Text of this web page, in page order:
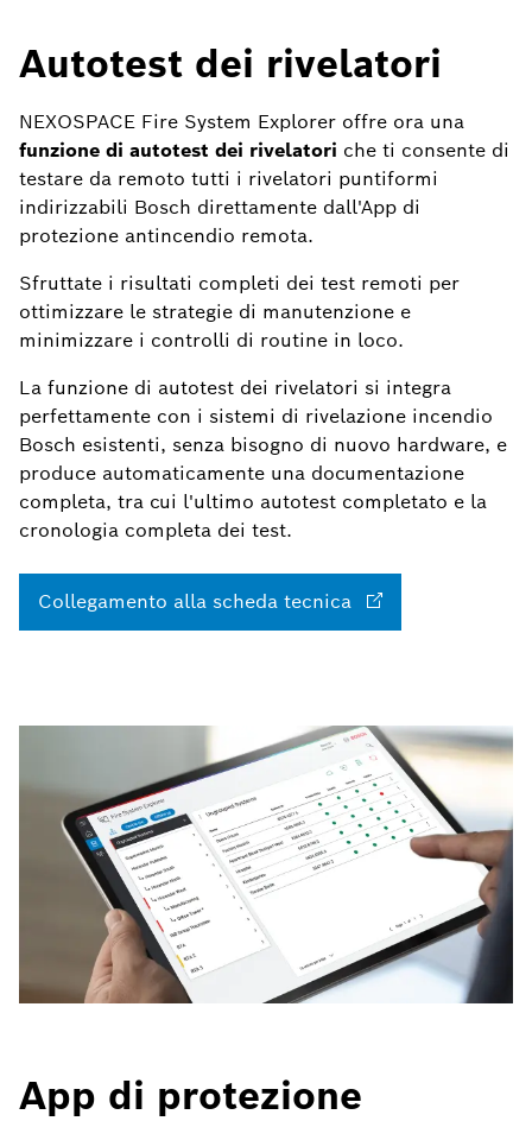
Autotest dei rivelatori
NEXOSPACE Fire System Explorer offre ora una
funzione di autotest dei rivelatori che ti consente di
testare da remoto tutti i rivelatori puntiformi
indirizzabili Bosch direttamente dall'App di
protezione antincendio remota.
Sfruttate i risultati completi dei test remoti per
ottimizzare le strategie di manutenzione e
minimizzare i controlli di routine in loco.
La funzione di autotest dei rivelatori si integra
perfettamente con i sistemi di rivelazione incendio
Bosch esistenti, senza bisogno di nuovo hardware, e
produce automaticamente una documentazione
completa, tra cui l'ultimo autotest completato e la
cronologia completa dei test.
Collegamento alla scheda tecnica
App di protezione